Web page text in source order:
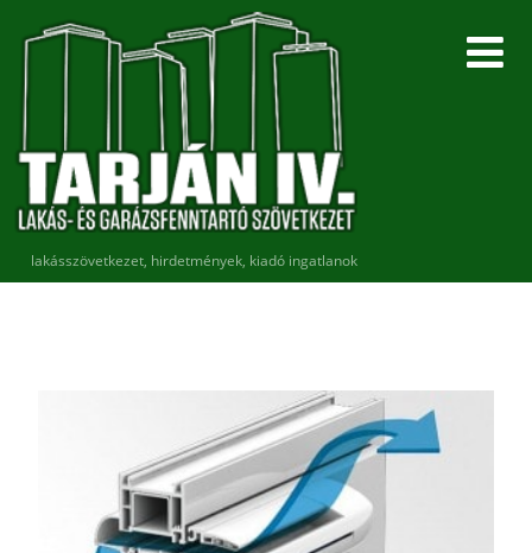
lakásszövetkezet, hirdetmények, kiadó ingatlanok